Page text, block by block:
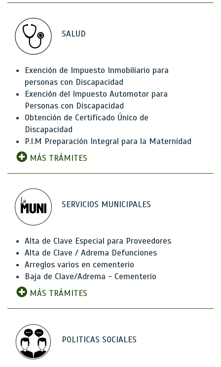
SALUD
Exención de Impuesto Inmobiliario para
personas con Discapacidad
Exención del Impuesto Automotor para
Personas con Discapacidad
Obtención de Certificado Único de
Discapacidad
P.I.M Preparación Integral para la Maternidad
MÁS TRÁMITES
SERVICIOS MUNICIPALES
Alta de Clave Especial para Proveedores
Alta de Clave / Adrema Defunciones
Arreglos varios en cementerio
Baja de Clave/Adrema - Cementerio
MÁS TRÁMITES
POLITICAS SOCIALES